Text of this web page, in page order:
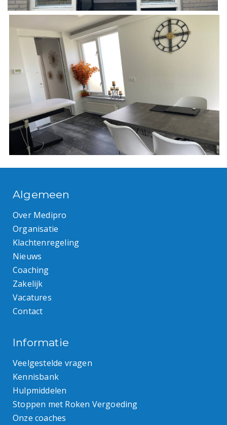
Algemeen
Over Medipro
Organisatie
Klachtenregeling
Nieuws
Coaching
Zakelijk
Vacatures
Contact
Informatie
Veelgestelde vragen
Kennisbank
Hulpmiddelen
Stoppen met Roken Vergoeding
Onze coaches